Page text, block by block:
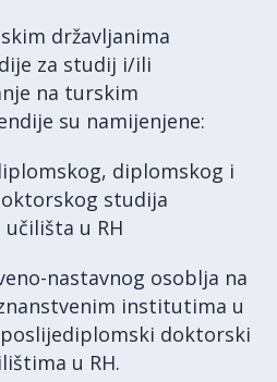
državljanima
za studij i/ili
na turskim
su namijenjene:
diplomskog i
studija
u RH
nastavnog osoblja na
institutima u
doktorski
u RH.